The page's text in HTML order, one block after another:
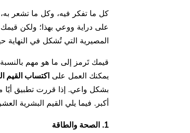
كل ما تفكر فيه، وكل ما تشعر
على دراية ووعي بهذا؛ ولكن
المصيرية التي تُشكل في النهاية
قيمك تَرمز إلى ما هو مهم
يمكنك العمل على اكتساب القيم
بشكل واعي. إذا قررت تطبيق أيًا
أكبر. فيما يلي القيم البشرية
1. الصحة والطاقة